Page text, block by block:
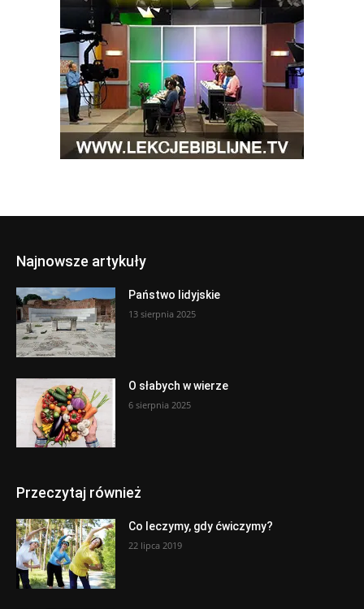
Najnowsze artykuły
Państwo lidyjskie
13 sierpnia 2025
O słabych w wierze
6 sierpnia 2025
Przeczytaj również
Co leczymy, gdy ćwiczymy?
22 lipca 2019